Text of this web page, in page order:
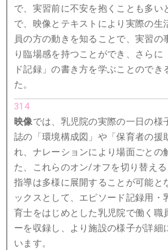
で、実習前に不安を抱くことも多い
で、映像とテキストにより実際の生
員の方の動きを知ることで、実習の
り臨場感を持つことができ、さらに
ド記録」の書き方を学ぶことのでき
た。
314
映像では、乳児院の実際の一日の様
誌の「環境構成図」や「保育者の援
れ、ナレーションにより場面ごとの
た、これらのオン/オフを切り替え
指導は多様に展開することが可能と
ックスとして、エピソード記録用・
育士をはじめとした乳児院で働く職
ーを収録し、より施設の様子が詳細
います。